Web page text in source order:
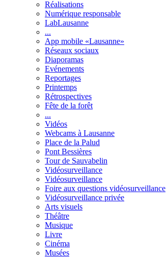
Réalisations
Numérique responsable
LabLausanne
...
App mobile «Lausanne»
Réseaux sociaux
Diaporamas
Evénements
Reportages
Printemps
Rétrospectives
Fête de la forêt
...
Vidéos
Webcams à Lausanne
Place de la Palud
Pont Bessières
Tour de Sauvabelin
Vidéosurveillance
Vidéosurveillance
Foire aux questions vidéosurveillance
Vidéosurveillance privée
Arts visuels
Théâtre
Musique
Livre
Cinéma
Musées